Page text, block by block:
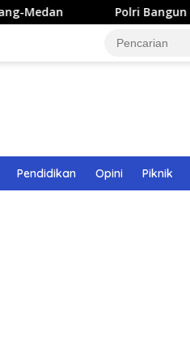
Polri Bangun 40 Titik Sumur Bor
Pendidikan Opini Piknik